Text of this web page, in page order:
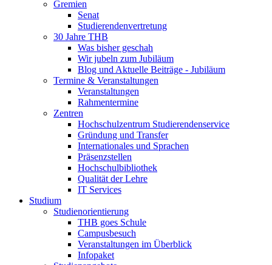
Gremien
Senat
Studierendenvertretung
30 Jahre THB
Was bisher geschah
Wir jubeln zum Jubiläum
Blog und Aktuelle Beiträge - Jubiläum
Termine & Veranstaltungen
Veranstaltungen
Rahmentermine
Zentren
Hochschulzentrum Studierendenservice
Gründung und Transfer
Internationales und Sprachen
Präsenzstellen
Hochschulbibliothek
Qualität der Lehre
IT Services
Studium
Studienorientierung
THB goes Schule
Campusbesuch
Veranstaltungen im Überblick
Infopaket